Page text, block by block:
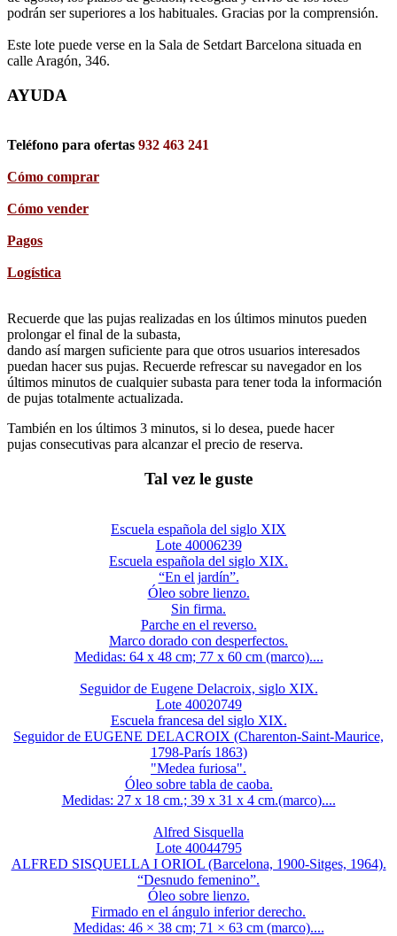
podrán ser superiores a los habituales. Gracias por la comprensión.
Este lote puede verse en la Sala de Setdart Barcelona situada en
calle Aragón, 346.
AYUDA
Teléfono para ofertas 932 463 241
Cómo comprar
Cómo vender
Pagos
Logística
Recuerde que las pujas realizadas en los últimos minutos pueden
prolongar el final de la subasta,
dando así margen suficiente para que otros usuarios interesados
puedan hacer sus pujas. Recuerde refrescar su navegador en los
últimos minutos de cualquier subasta para tener toda la información
de pujas totalmente actualizada.
También en los últimos 3 minutos, si lo desea, puede hacer
pujas consecutivas para alcanzar el precio de reserva.
Tal vez le guste
Escuela española del siglo XIX
Lote 40006239
Escuela española del siglo XIX.
“En el jardín”.
Óleo sobre lienzo.
Sin firma.
Parche en el reverso.
Marco dorado con desperfectos.
Medidas: 64 x 48 cm; 77 x 60 cm (marco)....
Seguidor de Eugene Delacroix, siglo XIX.
Lote 40020749
Escuela francesa del siglo XIX.
Seguidor de EUGENE DELACROIX (Charenton-Saint-Maurice,
1798-París 1863)
"Medea furiosa".
Óleo sobre tabla de caoba.
Medidas: 27 x 18 cm.; 39 x 31 x 4 cm.(marco)....
Alfred Sisquella
Lote 40044795
ALFRED SISQUELLA I ORIOL (Barcelona, 1900-Sitges, 1964).
“Desnudo femenino”.
Óleo sobre lienzo.
Firmado en el ángulo inferior derecho.
Medidas: 46 × 38 cm; 71 × 63 cm (marco)....